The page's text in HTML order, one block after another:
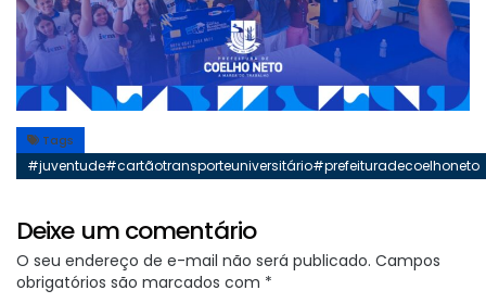
Tags
#juventude#cartãotransporteuniversitário#prefeituradecoelhoneto
Deixe um comentário
O seu endereço de e-mail não será publicado. Campos
obrigatórios são marcados com *